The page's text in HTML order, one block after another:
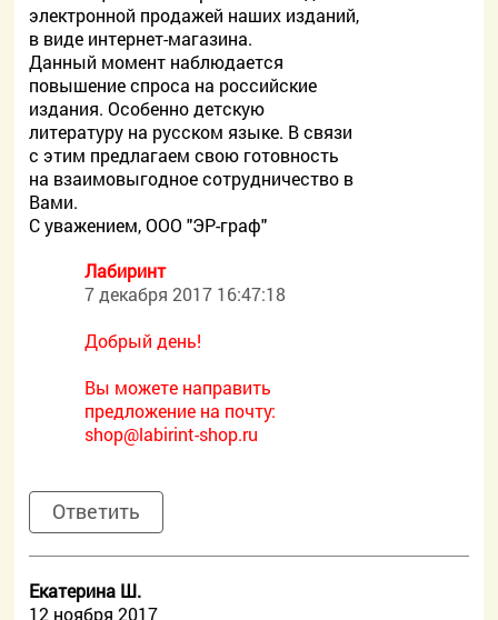
электронной продажей наших изданий,
в виде интернет-магазина.
Данный момент наблюдается
повышение спроса на российские
издания. Особенно детскую
литературу на русском языке. В связи
с этим предлагаем свою готовность
на взаимовыгодное сотрудничество в
Вами.
С уважением, ООО "ЭР-граф"
Лабиринт
7 декабря 2017 16:47:18
Добрый день!
Вы можете направить
предложение на почту:
shop@labirint-shop.ru
Ответить
Екатерина Ш.
12 ноября 2017